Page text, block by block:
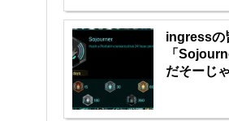
ingressの
「
だそーじゃ